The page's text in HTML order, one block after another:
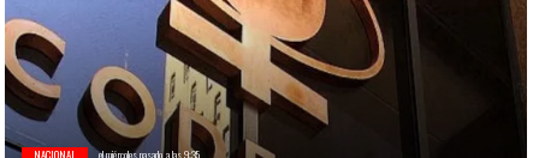
NACIONAL el miércoles pasado a las 9:35